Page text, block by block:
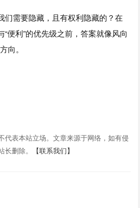
们需要隐藏，且有权利隐藏的？在
“便利”的优先级之前，答案就像风向
向。
代表本站立场。文章来源于网络，如有侵
删除。
【联系我们】